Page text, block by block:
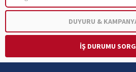
DUYURU &
İŞ DURUMU